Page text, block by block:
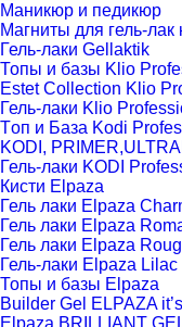
Маникюр и педикюр
Магниты для гель-лак
Гель-лаки Gellaktik
Топы и базы Klio
Estet Collection Klio
Гель-лаки Klio
Tоп и База Kodi
KODI,
Гель-лаки KODI
Кисти Elpaza
Гель лаки Elpaza
Гель лаки Elpaza
Гель лаки Elpaza
Гель-лаки Elpaza Lilac
Топы и базы Elpaza
Builder Gel ELPAZA
Elpaza BRILLIANT